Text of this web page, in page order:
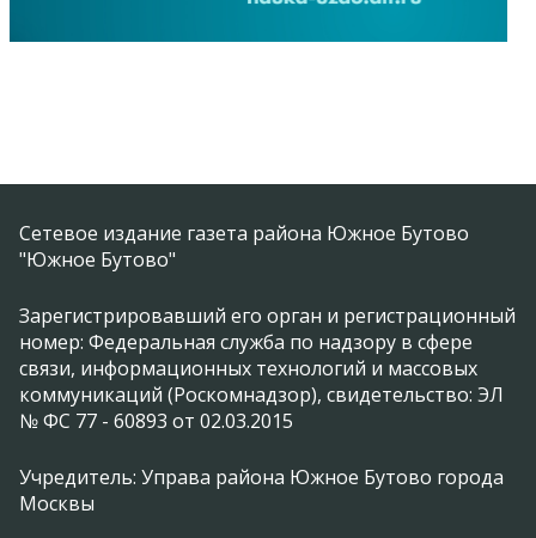
Сетевое издание газета района Южное Бутово
"Южное Бутово"
Зарегистрировавший его орган и регистрационный
номер: Федеральная служба по надзору в сфере
связи, информационных технологий и массовых
коммуникаций (Роскомнадзор), свидетельство: ЭЛ
№ ФС 77 - 60893 от 02.03.2015
Учредитель: Управа района Южное Бутово города
Москвы